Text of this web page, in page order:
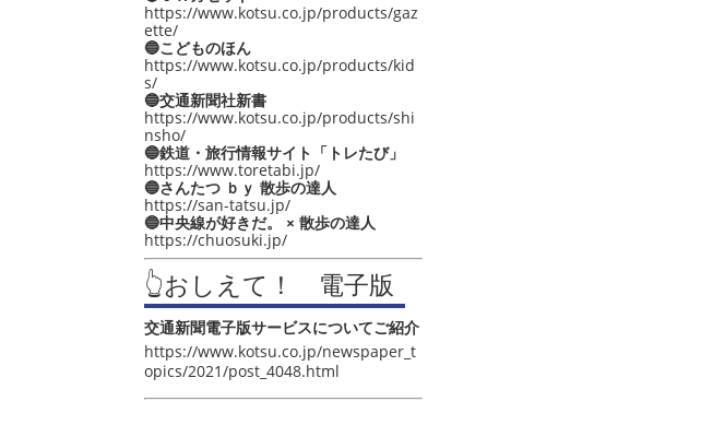
https://www.kotsu.co.jp/products/gaz
ette/
🔵こどものほん
https://www.kotsu.co.jp/products/kid
s/
🔵交通新聞社新書
https://www.kotsu.co.jp/products/shi
nsho/
🔵鉄道・旅行情報サイト「トレたび」
https://www.toretabi.jp/
🔵さんたつ ｂｙ 散歩の達人
https://san-tatsu.jp/
🔵中央線が好きだ。 × 散歩の達人
https://chuosuki.jp/
👆おしえて！ 電子版
交通新聞電子版サービスについてご紹介
https://www.kotsu.co.jp/newspaper_t
opics/2021/post_4048.html